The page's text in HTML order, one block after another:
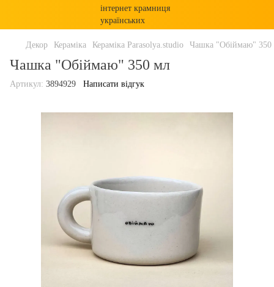
Декор Кераміка Кераміка Parasolya.studio Чашка "Обіймаю" 350
Чашка "Обіймаю" 350 мл
Артикул: 3894929 Написати відгук